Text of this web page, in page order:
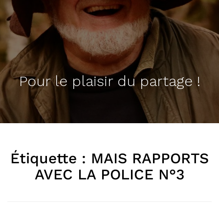
Pour le plaisir du partage !
Étiquette : MAIS RAPPORTS
AVEC LA POLICE N°3